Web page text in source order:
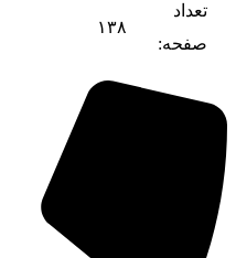
تعداد
صفحه:
۱۳۸